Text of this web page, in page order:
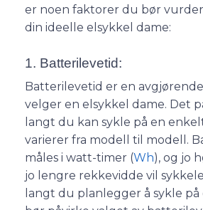
er noen faktorer du bør
din ideelle elsykkel dame:
1. Batterilevetid:
Batterilevetid er en
velger en elsykkel dame. Det
langt du kan sykle på en
varierer fra modell til modell.
måles i watt-timer (Wh), og jo
jo lengre rekkevidde vil
langt du planlegger å sykle